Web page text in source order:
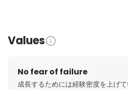
Values
No fear of failure
成長するためには経験密度を上げて